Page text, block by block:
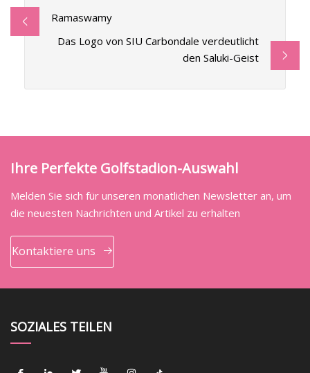
Ramaswamy
Das Logo von SIU Carbondale verdeutlicht
den Saluki-Geist
Ihre Perfekte Golfstadion-Auswahl
Melden Sie sich für unseren monatlichen Newsletter an, um
die neuesten Nachrichten und Artikel zu erhalten
Kontaktiere uns
SOZIALES TEILEN